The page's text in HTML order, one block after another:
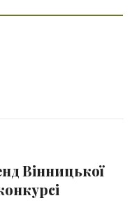
Вінницької